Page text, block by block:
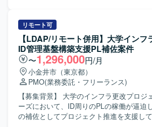
す。 【ポジションの魅力】 大規模な多店舗展開企業のITイ
ンフラ全体を俯瞰しながら、運用設計か
貫して関わることができます。 MS系基盤
ュリティなど幅広い技術領域に携わり、運
ての経験をさらに深めていただけます。 【開発環境】 MS
系基盤（AD／Entra ID／M365／Intune）
（AWS、Azure）、ネットワーク（FW／
舗IT（POS／PBX など）を利用した環境
きます。
応に加え、SIEMログ解析を中心とした技
す。主な対応内容として、Windowsイベ
（Event ID 4624/4625 などの認証挙動の
Directory認証ログの調査（不正ログイン
攻撃手法理解を含む）、IPS／UTMのアラ
（セキュリティ）の動作検証や技術的な深
書作成、社内レビュー、顧客向け説明（
行っていただきます。攻撃手法の理解を
析を含む高度な技術対応が求められます。 【求める人
像】 責任を持って1人称で対応できる方を
リモート可
【LDAP/リモート併用】大学インフ
ID管理基盤構築支援PL補佐案件
〜1,296,000円/月
小金井市（東京都）
PMO(業務委託・フリーランス)
【募集背景】 大学のインフラ更改プロジ
ーズにおいて、ID周りのPLの稼働が逼迫
の補佐としてプロジェクト推進を支援し